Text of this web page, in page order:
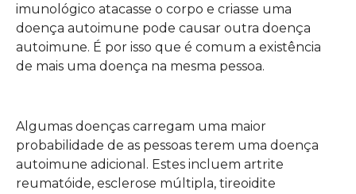
imunológico atacasse o corpo e criasse uma
doença autoimune pode causar outra doença
autoimune. É por isso que é comum a existência
de mais uma doença na mesma pessoa.
Algumas doenças carregam uma maior
probabilidade de as pessoas terem uma doença
autoimune adicional. Estes incluem artrite
reumatóide, esclerose múltipla, tireoidite